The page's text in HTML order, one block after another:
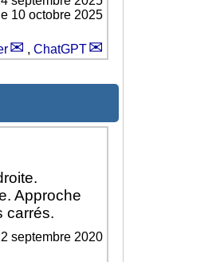
10 octobre 2025
,ChatGPT
Approche
carrés.
septembre 2020